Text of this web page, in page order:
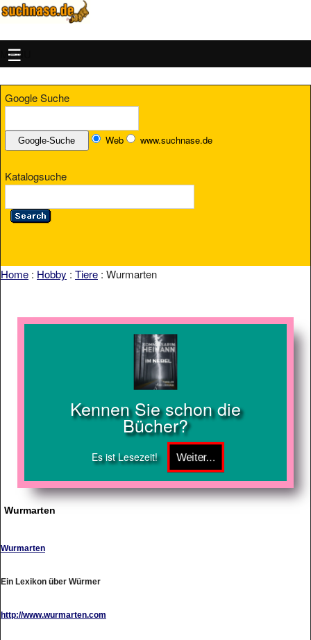
MENU
Google Suche
Web www.suchnase.de
Katalogsuche
Home : Hobby : Tiere : Wurmarten
Kennen Sie schon die
Bücher?
Es ist Lesezeit!
Wurmarten
Wurmarten
Ein Lexikon über Würmer
http://www.wurmarten.com